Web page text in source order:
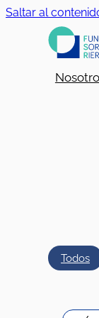
Saltar al
Todos